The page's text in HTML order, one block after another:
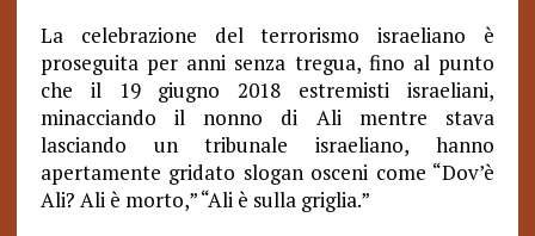
La celebrazione del terrorismo israeliano è
proseguita per anni senza tregua, fino al punto
che il 19 giugno 2018 estremisti israeliani,
minacciando il nonno di Ali mentre stava
lasciando un tribunale israeliano, hanno
apertamente gridato slogan osceni come “Dov’è
Ali? Ali è morto,” “Ali è sulla griglia.”